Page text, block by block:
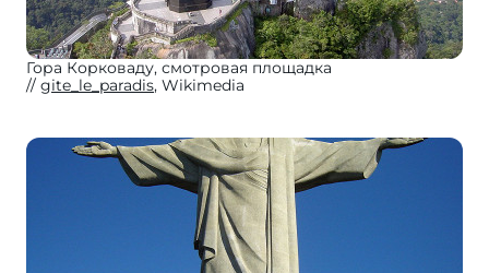
Гора Корковаду, смотровая площадка
gite_le_paradis, Wikimedia